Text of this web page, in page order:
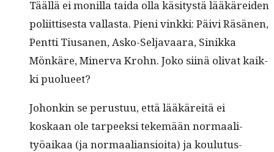
Tääl­lä ei monil­la tai­da olla käsi­tys­tä lääkärei­den
poli­it­tis­es­ta val­las­ta. Pieni vink­ki: Päivi Räsä­nen,
Pent­ti Tiu­sa­nen, Asko-Sel­javaara, Sinikka
Mönkäre, Min­er­va Krohn. Joko siinä oli­vat kaik­
ki puolueet?
Johonkin se perus­tuu, että lääkäre­itä ei
koskaan ole tarpeek­si tekemään nor­maal­i­
työaikaa (ja nor­maalian­sioi­ta) ja koulu­tu­s­